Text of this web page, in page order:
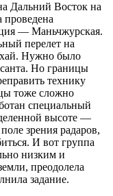
Дальний Восток на
— Маньчжурская.
перелет на
Нужно было
Но границы
технику
тоже сложно
специальный
высоте —
зрения радаров,
И вот группа
низким и
преодолела
задание.